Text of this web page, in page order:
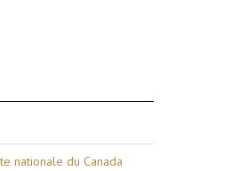
nationale du Canada